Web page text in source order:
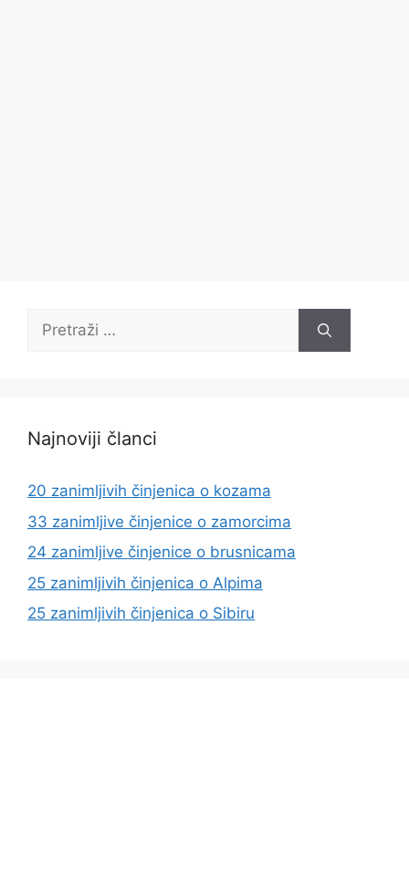
Pretraži:
Najnoviji članci
20 zanimljivih činjenica o kozama
33 zanimljive činjenice o zamorcima
24 zanimljive činjenice o brusnicama
25 zanimljivih činjenica o Alpima
25 zanimljivih činjenica o Sibiru